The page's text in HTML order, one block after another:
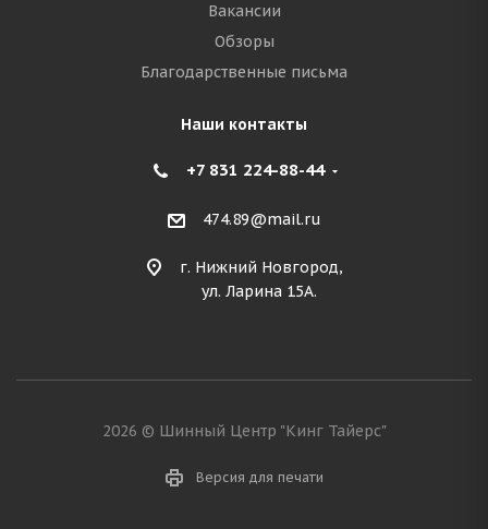
Вакансии
Обзоры
Благодарственные письма
Наши контакты
+7 831 224-88-44
474.89@mail.ru
г. Нижний Новгород,
ул. Ларина 15А.
2026 © Шинный Центр "Кинг Тайерс"
Версия для печати